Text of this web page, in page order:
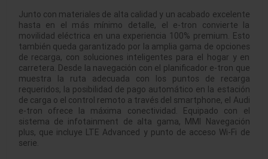
Junto con materiales de alta calidad y un acabado excelente
hasta en el más mínimo detalle, el e-tron convierte la
movilidad eléctrica en una experiencia 100% premium. Esto
también queda garantizado por la amplia gama de opciones
de recarga, con soluciones inteligentes para el hogar y en
carretera. Desde la navegación con el planificador e-tron que
muestra la ruta adecuada con los puntos de recarga
requeridos, la posibilidad de pago automático en la estación
de carga o el control remoto a través del smartphone, el Audi
e-tron ofrece la máxima conectividad. Equipado con el
sistema de infotainment de alta gama, MMI Navegación
plus, que incluye LTE Advanced y punto de acceso Wi-Fi de
serie.